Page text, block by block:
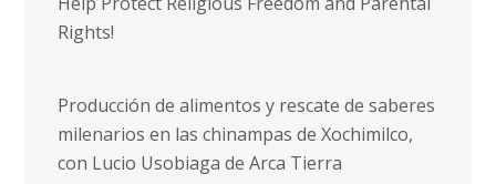
Rights!
Producción de alimentos y rescate de saberes
milenarios en las chinampas de Xochimilco,
con Lucio Usobiaga de Arca Tierra